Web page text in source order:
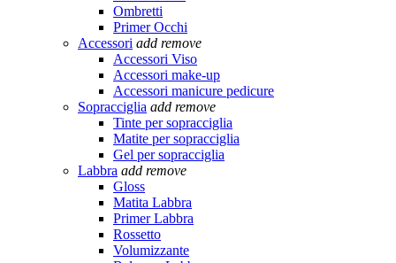
Ombretti
Primer Occhi
Accessori add remove
Accessori Viso
Accessori make-up
Accessori manicure pedicure
Sopracciglia add remove
Tinte per sopracciglia
Matite per sopracciglia
Gel per sopracciglia
Labbra add remove
Gloss
Matita Labbra
Primer Labbra
Rossetto
Volumizzante